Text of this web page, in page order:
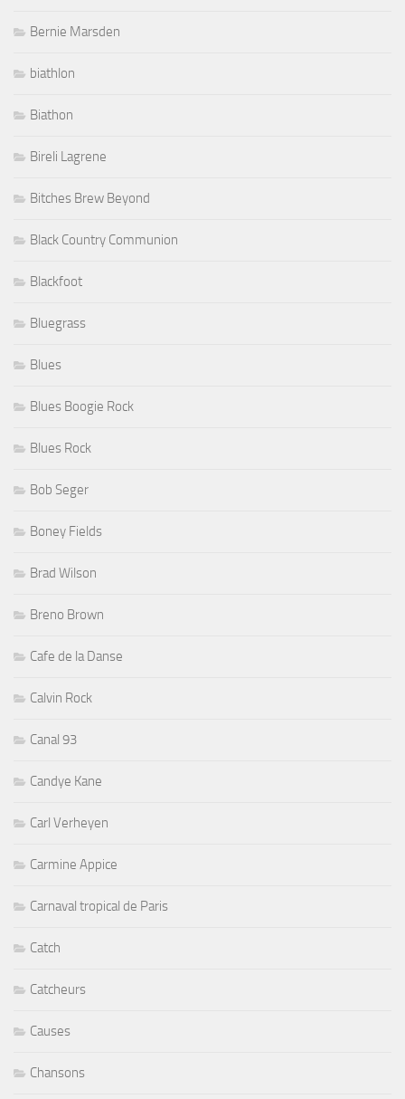
Bernie Marsden
biathlon
Biathon
Bireli Lagrene
Bitches Brew Beyond
Black Country Communion
Blackfoot
Bluegrass
Blues
Blues Boogie Rock
Blues Rock
Bob Seger
Boney Fields
Brad Wilson
Breno Brown
Cafe de la Danse
Calvin Rock
Canal 93
Candye Kane
Carl Verheyen
Carmine Appice
Carnaval tropical de Paris
Catch
Catcheurs
Causes
Chansons